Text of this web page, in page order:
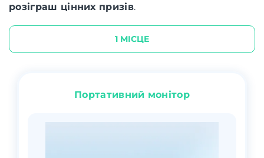
розіграш цінних призів.
1 МІСЦЕ
Портативний монітор